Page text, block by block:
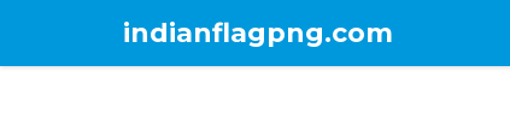
content
indianflagpng.com